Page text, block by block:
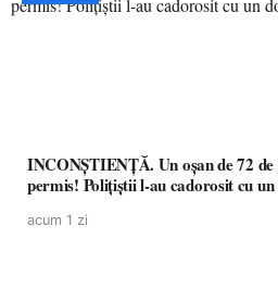
INCONȘTIENȚĂ. Un oșan de 72
permis! Polițiștii l-au cadorosit cu
acum 1 zi